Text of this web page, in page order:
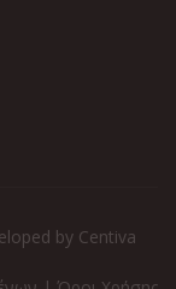
by Centiva